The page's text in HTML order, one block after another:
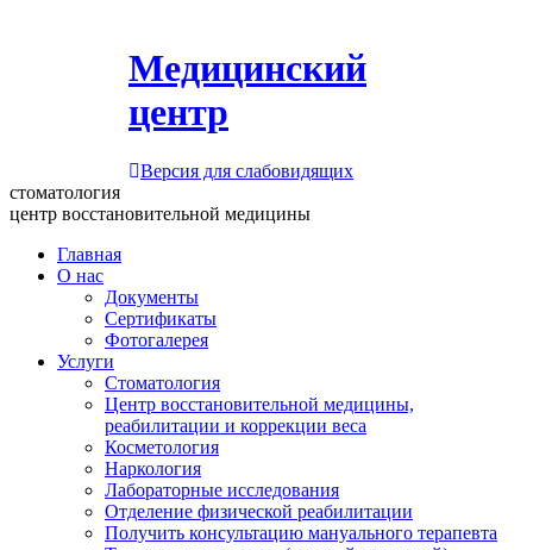
Медицинский
центр
Версия для слабовидящих
стоматология
центр восстановительной медицины
Главная
О нас
Документы
Сертификаты
Фотогалерея
Услуги
Стоматология
Центр восстановительной медицины,
реабилитации и коррекции веса
Косметология
Наркология
Лабораторные исследования
Отделение физической реабилитации
Получить консультацию мануального терапевта